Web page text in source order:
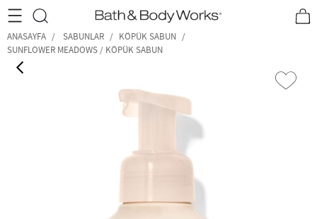
•2200₺ ve Üzeri Kargo Ücretsiz!• *Promosyon Detayları
ANASAYFA SABUNLAR
KÖPÜK SABUN
SUNFLOWER MEADOWS / KÖPÜK SABUN